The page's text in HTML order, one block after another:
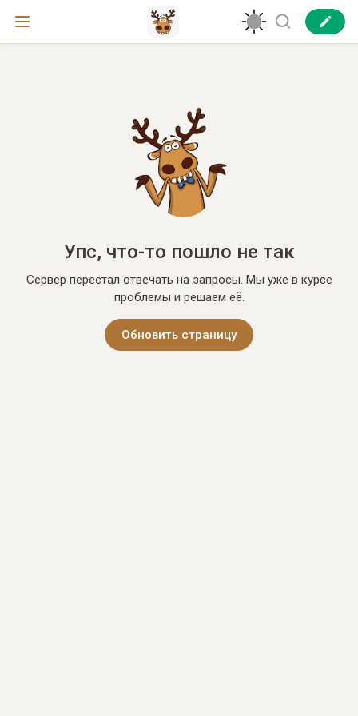
Упс, что-то пошло не так
Сервер перестал отвечать на запросы. Мы уже в курсе
проблемы и решаем её.
Обновить страницу